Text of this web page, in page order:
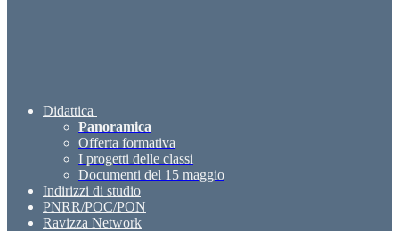
Didattica
Panoramica
Offerta formativa
I progetti delle classi
Documenti del 15 maggio
Indirizzi di studio
PNRR/POC/PON
Ravizza Network